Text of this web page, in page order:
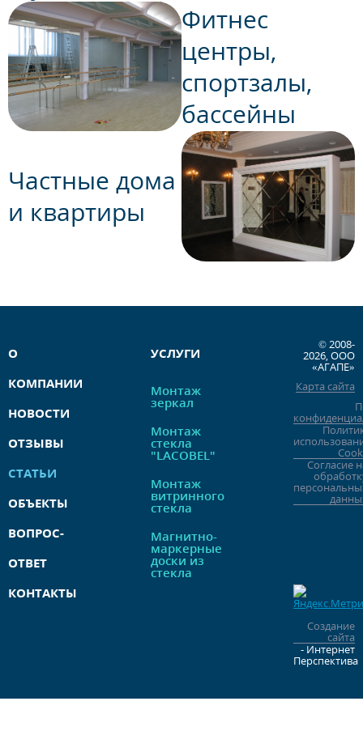
Фитнес
центры,
спортзалы,
бассейны
Частные дома
и квартиры
О
КОМПАНИИ
НОВОСТИ
ОТЗЫВЫ
СТАТЬИ
ОБЪЕКТЫ
ВОПРОС-
ОТВЕТ
КОНТАКТЫ
УСЛУГИ
Монтаж
зеркал
Монтаж
стекла
"LACOBEL"
Монтаж
витринного
стекла
Магнитно-
маркерные
доски из
стекла
© 2008-
2026, ООО
«АГАПЕ»
Карта сайта
Согласие
Создание
сайта
- Интернет
Перспектива